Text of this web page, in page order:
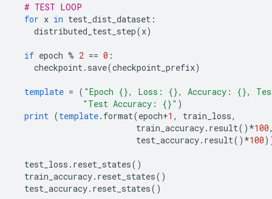
# TEST LOOP
for x in test_dist_dataset :
distributed_test_step(x)
if epoch % 2 == 0 :
checkpoint. save(checkpoint_prefix)
template = ( "Epoch {}, Loss: {}, Accuracy: {},
"Test Accuracy: {}" )
print (template. format(epoch+1 , train_loss,
train_accuracy. result()*100
test_accuracy. result()*100
test_loss . reset_states()
train_accuracy. reset_states()
test_accuracy. reset_states()